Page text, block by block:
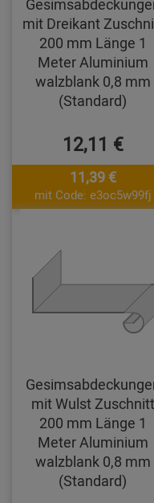
mit Dreikant
200 mm Länge 1
Meter Aluminium
walzblank 0,8 mm
(Standard)
12,11 €
11,39 €
mit Code: e3oc5w99fj
mit Wulst Zuschnitt
200 mm Länge 1
Meter Aluminium
walzblank 0,8 mm
(Standard)